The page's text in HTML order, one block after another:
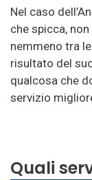
Nel caso
che spicca,
nemmeno tra
risultato del
qualcosa che
servizio
Quali